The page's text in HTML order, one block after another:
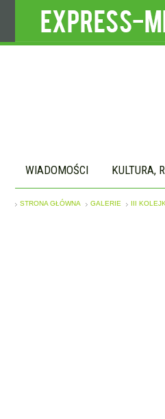
WIADOMOŚCI KULTURA,
STRONA GŁÓWNA GALERIE III